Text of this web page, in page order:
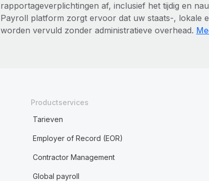
rapportageverplichtingen af, inclusief het tijdig en
Payroll platform zorgt ervoor dat uw staats-, lokale
worden vervuld zonder administratieve overhead.
Productservices
Tarieven
Employer of Record (EOR)
Contractor Management
Global payroll